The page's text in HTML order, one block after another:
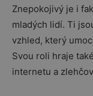
Znepokojivý je i
mladých lidí. Ti
vzhled, který
Svou roli hraje
internetu a